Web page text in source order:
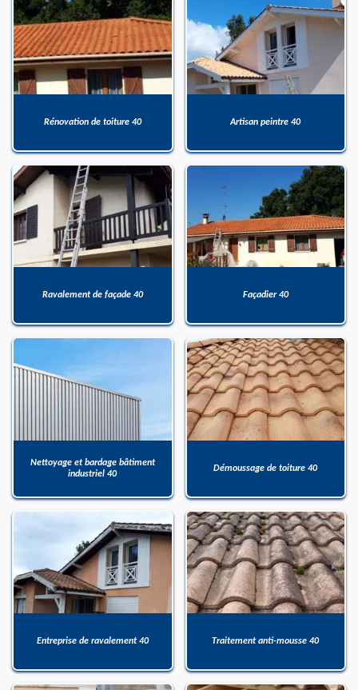
Rénovation de toiture 40 Artisan peintre 40
Ravalement de façade 40 Façadier 40
Nettoyage et bardage bâtiment
industriel 40
Démoussage de toiture 40
Entreprise de ravalement 40 Traitement anti-mousse 40